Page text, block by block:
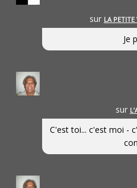
sur LA PETITE
Je
sur
C'est toi... c'est moi -